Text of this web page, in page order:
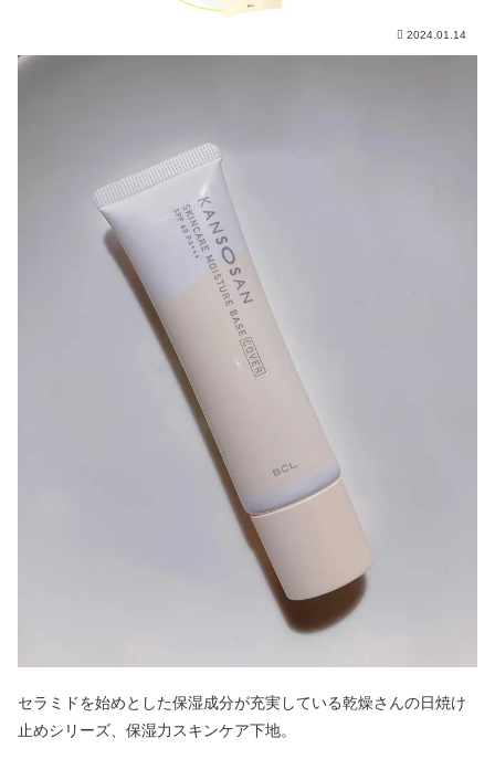
2024.01.14
セラミドを始めとした保湿成分が充実している乾燥さんの日焼け
止めシリーズ、保湿力スキンケア下地。